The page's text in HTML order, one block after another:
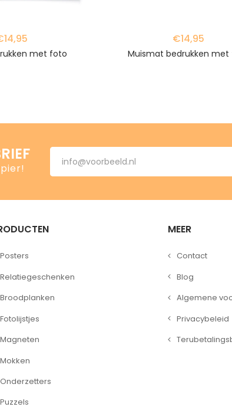
met foto
€14,95
Muismat bedrukken
Posters
Relatiegeschenken
Broodplanken
Fotolijstjes
Magneten
Mokken
Onderzetters
Puzzels
MEER
Contact
Blog
Algemene
Privacybeleid